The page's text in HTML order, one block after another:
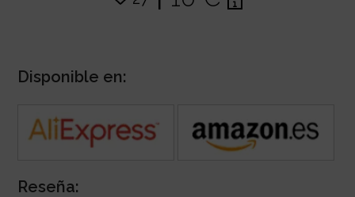
Disponible en:
Reseña: